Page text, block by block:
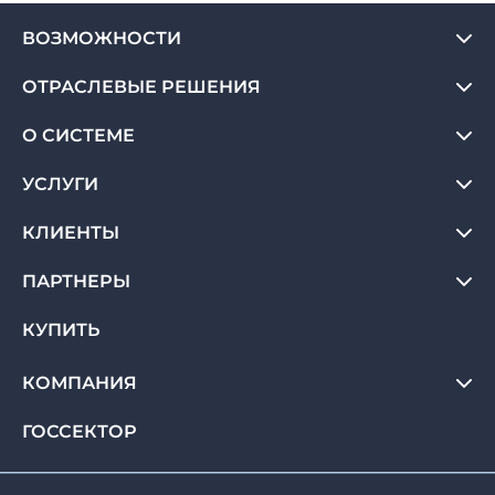
ВОЗМОЖНОСТИ
ОТРАСЛЕВЫЕ РЕШЕНИЯ
О СИСТЕМЕ
УСЛУГИ
КЛИЕНТЫ
ПАРТНЕРЫ
КУПИТЬ
КОМПАНИЯ
ГОССЕКТОР